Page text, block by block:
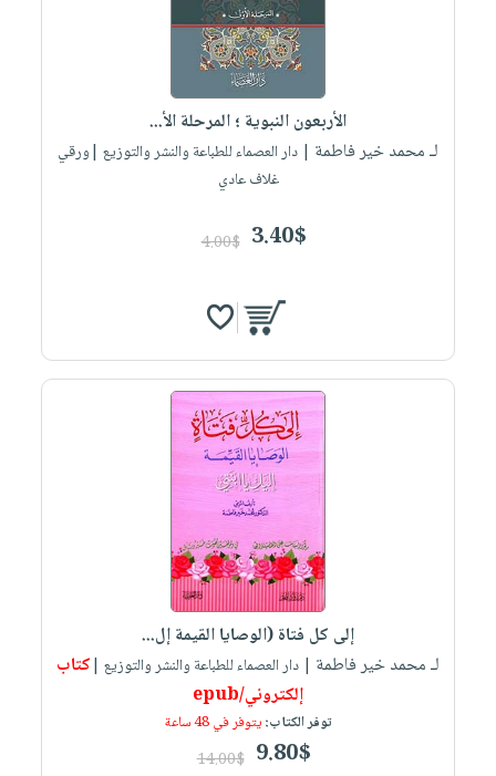
الأربعون النبوية ؛ المرحلة الأ...
لـ محمد خير فاطمة | دار العصماء للطباعة والنشر والتوزيع |ورقي
غلاف عادي
3.40$
4.00$
إلى كل فتاة (الوصايا القيمة إل...
لـ محمد خير فاطمة | دار العصماء للطباعة والنشر والتوزيع |كتاب
إلكتروني/epub
توفر الكتاب:يتوفر في 48 ساعة
9.80$
14.00$